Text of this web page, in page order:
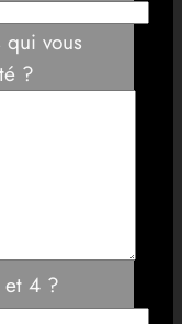
vous
?
et 4 ?